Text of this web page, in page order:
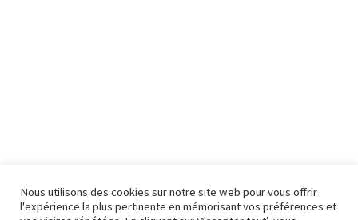
Nous utilisons des cookies sur notre site web pour vous offrir
l'expérience la plus pertinente en mémorisant vos préférences et